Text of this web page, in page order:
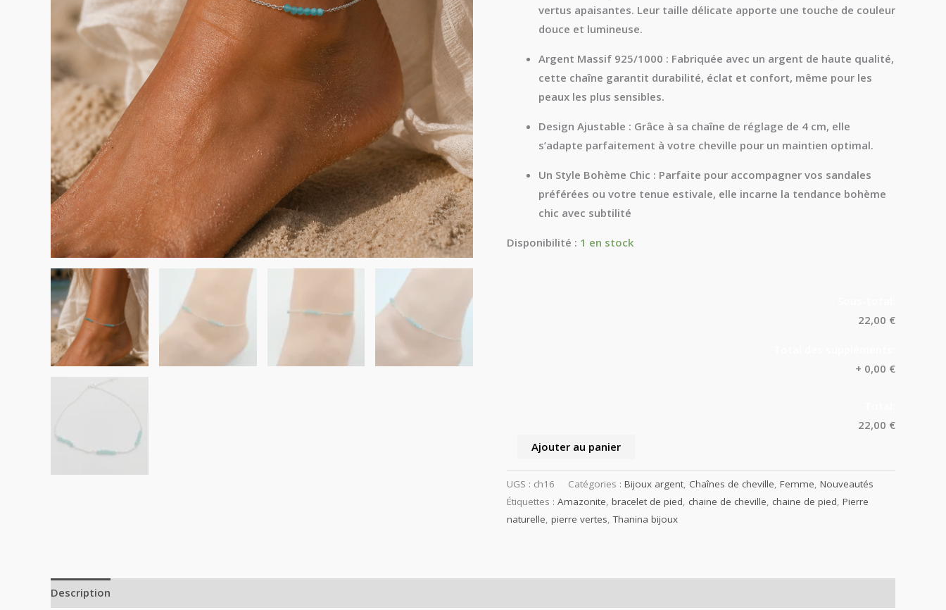
vertus apaisantes. Leur taille délicate apporte une touche de couleur
douce et lumineuse.
Argent Massif 925/1000 : Fabriquée avec un argent de haute qualité,
cette chaîne garantit durabilité, éclat et confort, même pour les
peaux les plus sensibles.
Design Ajustable : Grâce à sa chaîne de réglage de 4 cm, elle
s’adapte parfaitement à votre cheville pour un maintien optimal.
Un Style Bohème Chic : Parfaite pour accompagner vos sandales
préférées ou votre tenue estivale, elle incarne la tendance bohème
chic avec subtilité
Disponibilité : 1 en stock
22,00 €
+ 0,00 €
22,00 €
Ajouter au panier
UGS : ch16 Catégories : Bijoux argent, Chaînes de cheville, Femme, Nouveautés
Étiquettes : Amazonite, bracelet de pied, chaine de cheville, chaine de pied, Pierre
naturelle, pierre vertes,Thanina bijoux
Description